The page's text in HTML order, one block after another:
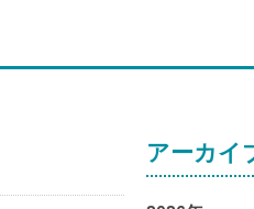
アーカイ